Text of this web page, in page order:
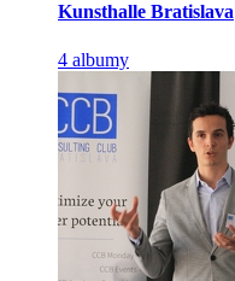
Kunsthalle Bratislava
4 albumy